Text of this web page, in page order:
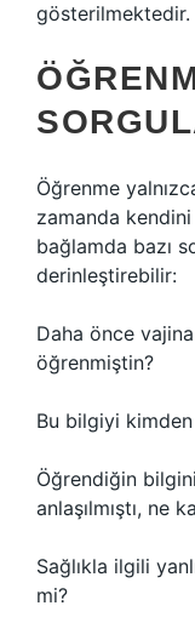
gösterilmektedir.
Öğrenme
zamanda
bağlamda bazı
derinleştirebilir:
Daha önce vajina
öğrenmiştin?
Bu bilgiyi
Öğrendiğin
anlaşılmıştı, ne
Sağlıkla ilgili
mi?